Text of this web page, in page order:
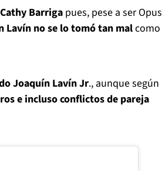
Barriga pues, pese a ser Opus
Lavín no se lo tomó tan malcomo
Joaquín Lavín Jr., aunque según
e incluso conflictos de pareja